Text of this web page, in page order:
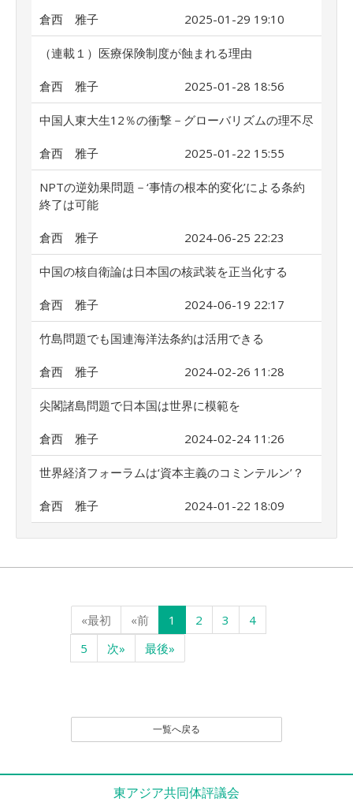
倉西 雅子 2025-01-29 19:10
（連載１）医療保険制度が蝕まれる理由
倉西 雅子 2025-01-28 18:56
中国人東大生12％の衝撃－グローバリズムの理不尽
倉西 雅子 2025-01-22 15:55
NPTの逆効果問題－‘事情の根本的変化’による条約
終了は可能
倉西 雅子 2024-06-25 22:23
中国の核自衛論は日本国の核武装を正当化する
倉西 雅子 2024-06-19 22:17
竹島問題でも国連海洋法条約は活用できる
倉西 雅子 2024-02-26 11:28
尖閣諸島問題で日本国は世界に模範を
倉西 雅子 2024-02-24 11:26
世界経済フォーラムは‘資本主義のコミンテルン’？
倉西 雅子 2024-01-22 18:09
«最初 «前 1 2 3
4
5
次» 最後»
一覧へ戻る
東アジア共同体評議会